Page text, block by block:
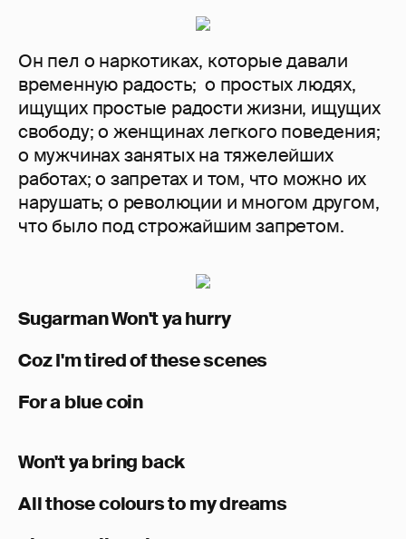
Он пел о наркотиках, которые давали
временную радость; о простых людях,
ищущих простые радости жизни, ищущих
свободу; о женщинах легкого поведения;
о мужчинах занятых на тяжелейших
работах; о запретах и том, что можно их
нарушать; о революции и многом другом,
что было под строжайшим запретом.
Sugarman Won't ya hurry
Coz I'm tired of these scenes
For a blue coin
Won't ya bring back
All those colours to my dreams